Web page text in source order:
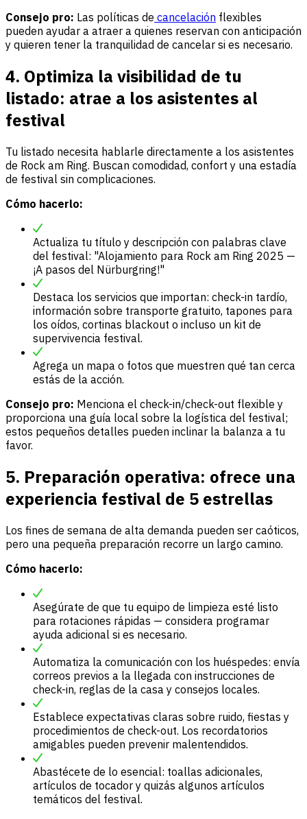
Consejo pro: Las políticas de cancelación flexibles
pueden ayudar a atraer a quienes reservan con anticipación
y quieren tener la tranquilidad de cancelar si es necesario.
4. Optimiza la visibilidad de tu
listado: atrae a los asistentes al
festival
Tu listado necesita hablarle directamente a los asistentes
de Rock am Ring. Buscan comodidad, confort y una estadía
de festival sin complicaciones.
Cómo hacerlo:
Actualiza tu título y descripción con palabras clave
del festival: "Alojamiento para Rock am Ring 2025 —
¡A pasos del Nürburgring!"
Destaca los servicios que importan: check-in tardío,
información sobre transporte gratuito, tapones para
los oídos, cortinas blackout o incluso un kit de
supervivencia festival.
Agrega un mapa o fotos que muestren qué tan cerca
estás de la acción.
Consejo pro: Menciona el check-in/check-out flexible y
proporciona una guía local sobre la logística del festival;
estos pequeños detalles pueden inclinar la balanza a tu
favor.
5. Preparación operativa: ofrece una
experiencia festival de 5 estrellas
Los fines de semana de alta demanda pueden ser caóticos,
pero una pequeña preparación recorre un largo camino.
Cómo hacerlo:
Asegúrate de que tu equipo de limpieza esté listo
para rotaciones rápidas — considera programar
ayuda adicional si es necesario.
Automatiza la comunicación con los huéspedes: envía
correos previos a la llegada con instrucciones de
check-in, reglas de la casa y consejos locales.
Establece expectativas claras sobre ruido, fiestas y
procedimientos de check-out. Los recordatorios
amigables pueden prevenir malentendidos.
Abastécete de lo esencial: toallas adicionales,
artículos de tocador y quizás algunos artículos
temáticos del festival.